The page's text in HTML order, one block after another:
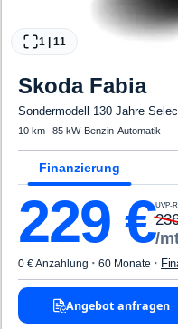
1 11
Skoda Fabia
Sondermodell 130 Jahre
10 km· ·85 kW· Benzin·Automatik
Finanzierung
229 €UVP-
/
0 € Anzahlung · 60 Monate ·
Angebot anfragen